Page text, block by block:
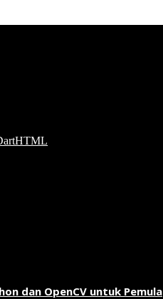
HTML
dan OpenCV untuk Pemula